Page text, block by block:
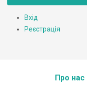
Вхід
Реєстрація
Про нас